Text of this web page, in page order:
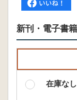
新刊・電子書籍
在庫なし